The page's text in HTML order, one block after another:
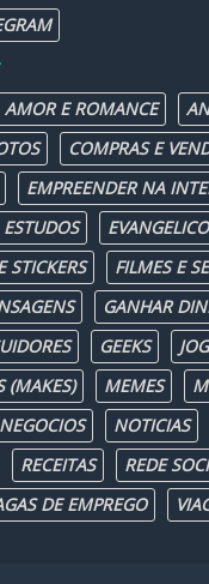
AMOR E ROMANCE
COMPRAS E
EMPREENDER NA
ESTUDOS
EVANGELICO
STICKERS
FILMES E
GANHAR
GEEKS
(MAKES)
MEMES
NEGOCIOS NOTICIAS
RECEITAS REDE
DE EMPREGO